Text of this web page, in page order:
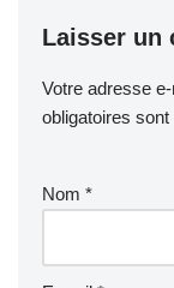
Laisser un
Votre adresse
obligatoires
Nom *